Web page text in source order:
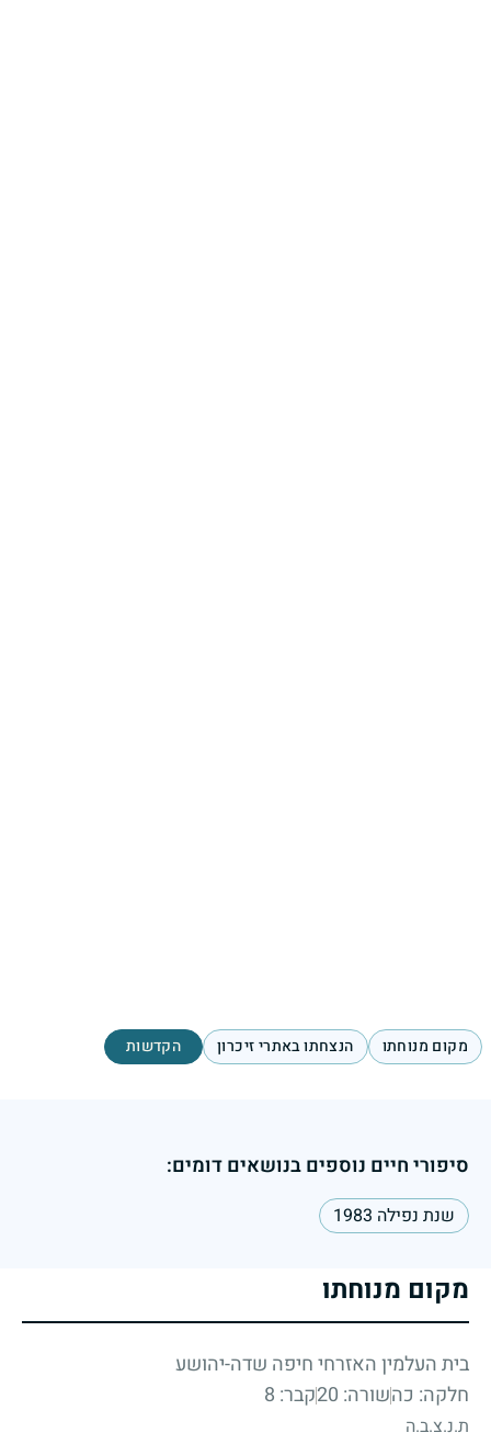
מקום מנוחתו הנצחתו באתרי זיכרון הקדשות
סיפורי חיים נוספים בנושאים דומים:
שנת נפילה 1983
מקום מנוחתו
בית העלמין האזרחי חיפה שדה-יהושע
חלקה: כהשורה: 20 קבר: 8
ת.נ.צ.ב.ה